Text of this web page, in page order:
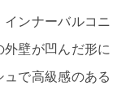
ンナーバルコニ
壁が凹んだ形に
で高級感のある